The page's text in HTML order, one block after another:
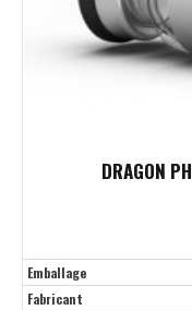
DRAGON
Emballage
Fabricant